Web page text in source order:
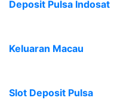
Deposit Pulsa Indosat
Keluaran Macau
Slot Deposit Pulsa